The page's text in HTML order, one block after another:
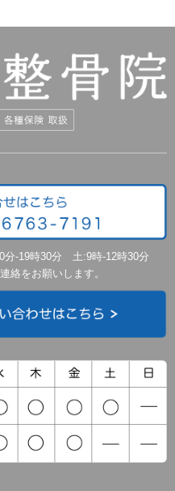
分-19時30分 土:9時-12時30分
絡をお願いします。